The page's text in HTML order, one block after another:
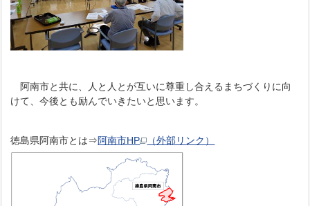
阿南市と共に、人と人とが互いに尊重し合えるまちづくりに向
けて、今後とも励んでいきたいと思います。
徳島県阿南市とは⇒阿南市HP （外部リンク）